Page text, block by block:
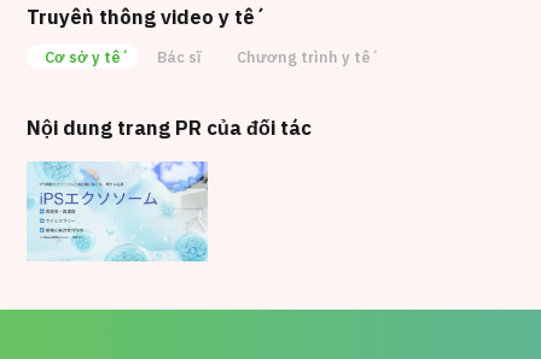
Truyền thông video y tế
Cơ sở y tế Bác sĩ Chương trình y tế
Nội dung trang PR của đối tác